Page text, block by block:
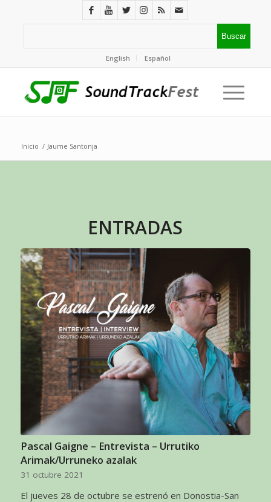
English Español
Inicio / Jaume Santonja
ENTRADAS
Pascal Gaigne – Entrevista – Urrutiko
Arimak/Urruneko azalak
31 octubre 2021
El jueves 28 de octubre se estrenó en Donostia-San